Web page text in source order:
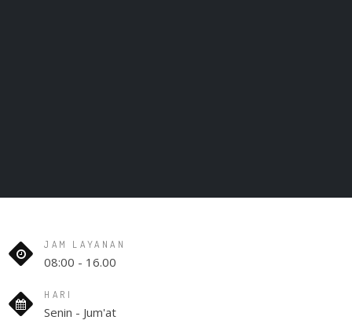
JAM LAYANAN
08:00 - 16.00
HARI
Senin - Jum'at